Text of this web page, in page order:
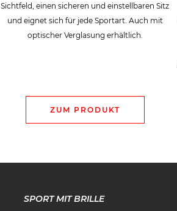
Sichtfeld, einen sicheren und einstellbaren Sitz
und eignet sich für jede Sportart. Auch mit
optischer Verglasung erhältlich.
ZUM PRODUKT
SPORT MIT BRILLE